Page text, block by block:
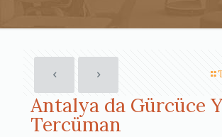
Antalya da Gürcüce
Tercüman